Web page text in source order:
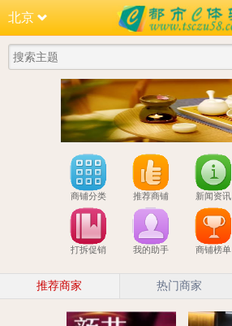
北京
商铺分类 推荐商铺 新闻资讯
打拆促销 我的助手 商铺榜单
推荐商家 热门商家